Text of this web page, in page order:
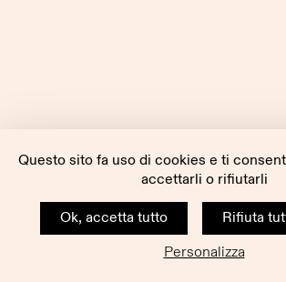
Questo sito fa uso di cookies e ti
accettarli o rifiutarli
Ok, accetta tutto
Rifiuta
Personalizza